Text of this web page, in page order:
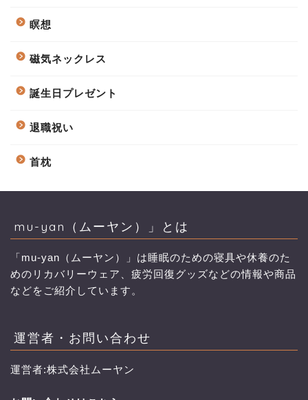
瞑想
磁気ネックレス
誕生日プレゼント
退職祝い
首枕
mu-yan（ムーヤン）」とは
「mu-yan（ムーヤン）」は睡眠のための寝具や休養のた
めのリカバリーウェア、疲労回復グッズなどの情報や商品
などをご紹介しています。
運営者・お問い合わせ
運営者:株式会社ムーヤン